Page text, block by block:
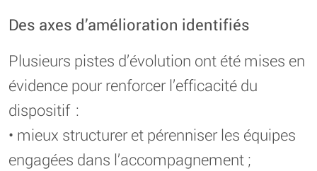
Des axes d’amélioration identifiés
Plusieurs pistes d’évolution ont été mises en
évidence pour renforcer l’efficacité du
dispositif :
• mieux structurer et pérenniser les équipes
engagées dans l’accompagnement ;